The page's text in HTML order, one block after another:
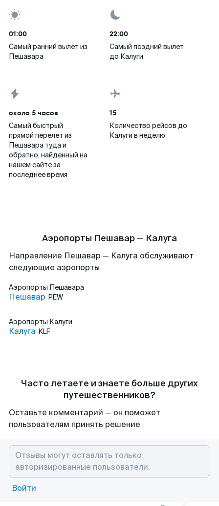
01:00
Самый ранний вылет из
Пешавара
22:00
Самый поздний вылет
до Калуги
около 5 часов
Самый быстрый
прямой перелет из
Пешавара туда и
обратно, найденный на
нашем сайте за
последнее время
15
Количество рейсов до
Калуги в неделю
Аэропорты Пешавар — Калуга
Направление Пешавар — Калуга обслуживают
следующие аэропорты
Аэропорты Пешавара
Пешавар PEW
Аэропорты Калуги
Калуга KLF
Часто летаете и знаете больше других
путешественников?
Оставьте комментарий — он поможет
пользователям принять решение
Войти